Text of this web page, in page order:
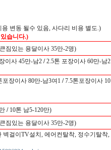
변동 될수 있음, 사다리 비용 별도.)
습니다.)
짐있는 용달이사 35만-2명)
이사 45만-남2 /2.5톤 포장이사 60만-남2
포장이사 80만-남3여1 /7.5톤포장이사 10
/10톤 남5-120만)
짐있는 용달이사 35만-2명)
걸이TV설치, 에어컨탈착, 정수기탈착,